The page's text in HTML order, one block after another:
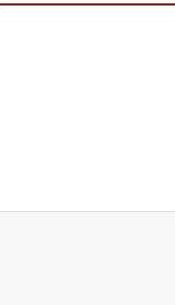
tenkostenné pre ľahký...